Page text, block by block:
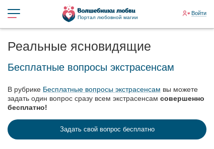
Портал любовной магии
Войти
Реальные ясновидящие
Бесплатные вопросы экстрасенсам
В рубрике Бесплатные вопросы экстрасенсам вы можете
задать один вопрос сразу всем экстрасенсам совершенно
бесплатно!
Задать свой вопрос бесплатно